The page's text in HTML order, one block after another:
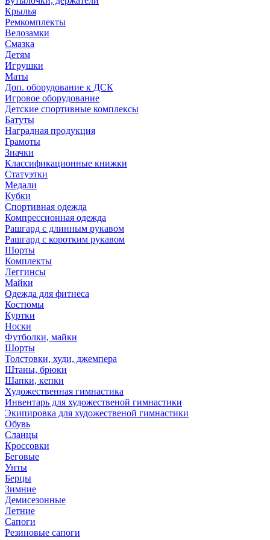
Крылья
Ремкомплекты
Велозамки
Смазка
Детям
Игрушки
Маты
Доп. оборудование к ДСК
Игровое оборудование
Детские спортивные комплексы
Батуты
Наградная продукция
Грамоты
Значки
Классификационные книжки
Статуэтки
Медали
Кубки
Спортивная одежда
Компрессионная одежда
Рашгард с длинным рукавом
Рашгард с коротким рукавом
Шорты
Комплекты
Леггинсы
Майки
Одежда для фитнеса
Костюмы
Куртки
Носки
Футболки, майки
Шорты
Толстовки, худи, джемпера
Штаны, брюки
Шапки, кепки
Художественная гимнастика
Инвентарь для художественой гимнастики
Экипировка для художественой гимнастики
Обувь
Сланцы
Кроссовки
Беговые
Унты
Берцы
Зимние
Демисезонные
Летние
Сапоги
Резиновые сапоги